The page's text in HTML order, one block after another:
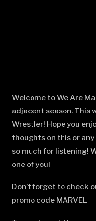
Welcome to We Are
adjacent season. This
Wrestler! Hope you
thoughts on this or any
so much for listening!
one of you!
Don’t forget to check
promo code MARVEL